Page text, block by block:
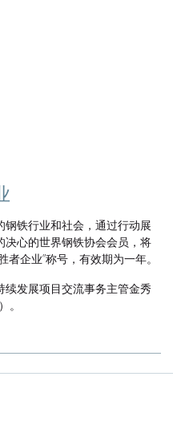
铁行业和社会，通过行动展
心的世界钢铁协会会员，将
企业”称号，有效期为一年。
发展项目交流事务主管金秀
）。